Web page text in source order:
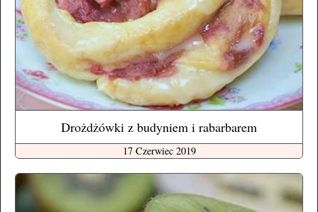
Drożdżówki z budyniem i rabarbarem
17 Czerwiec 2019